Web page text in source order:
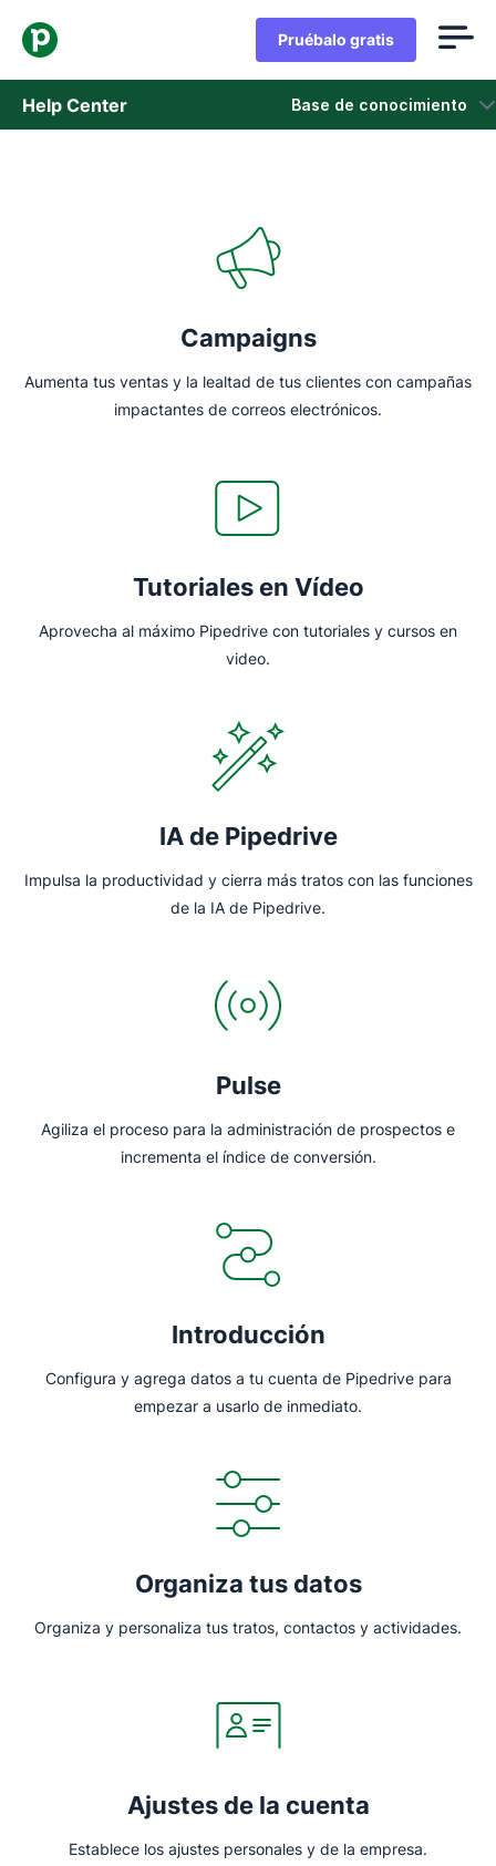
Pruébalo gratis
Help Center Base de conocimiento
Campaigns
Aumenta tus ventas y la lealtad de tus clientes con campañas
impactantes de correos electrónicos.
Tutoriales en Vídeo
Aprovecha al máximo Pipedrive con tutoriales y cursos en
video.
IA de Pipedrive
Impulsa la productividad y cierra más tratos con las funciones
de la IA de Pipedrive.
Pulse
Agiliza el proceso para la administración de prospectos e
incrementa el índice de conversión.
Introducción
Configura y agrega datos a tu cuenta de Pipedrive para
empezar a usarlo de inmediato.
Organiza tus datos
Organiza y personaliza tus tratos, contactos y actividades.
Ajustes de la cuenta
Establece los ajustes personales y de la empresa.